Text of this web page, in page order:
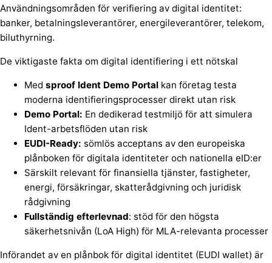
Användningsområden för verifiering av digital identitet:
banker, betalningsleverantörer, energileverantörer, telekom,
biluthyrning.
De viktigaste fakta om digital identifiering i ett nötskal
Med sproof Ident Demo Portal kan företag testa
moderna identifieringsprocesser direkt utan risk
Demo Portal: En dedikerad testmiljö för att simulera
Ident-arbetsflöden utan risk
EUDI-Ready: sömlös acceptans av den europeiska
plånboken för digitala identiteter och nationella eID:er
Särskilt relevant för finansiella tjänster, fastigheter,
energi, försäkringar, skatterådgivning och juridisk
rådgivning
Fullständig efterlevnad: stöd för den högsta
säkerhetsnivån (LoA High) för MLA-relevanta processer
Införandet av en plånbok för digital identitet (EUDI wallet) är